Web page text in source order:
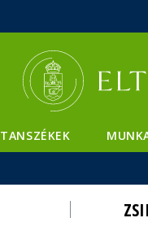
TANSZÉKEK